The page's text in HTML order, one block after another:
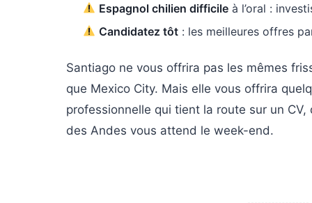
Espagnol chilien difficile à l’oral :
Candidatez tôt : les meilleures offres
Santiago ne vous offrira pas les mêmes
que Mexico City. Mais elle vous offrira
professionnelle qui tient la route sur un
des Andes vous attend le week-end.